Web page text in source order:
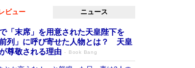
ビュー ニュース
「末席」を用意された天皇陛下を
前列」に呼び寄せた人物とは？ 天皇
尊敬される理由
Book Bang